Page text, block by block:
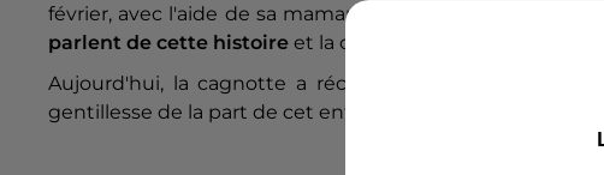
février, avec l'aide de sa maman, pour venir en aide à
parlent de cette histoire et la cagnotte grimpe en flèche.
Aujourd'hui, la cagnotte a récolté
plus de 100 000
gentillesse de la part de cet enfant de 8 ans, pour